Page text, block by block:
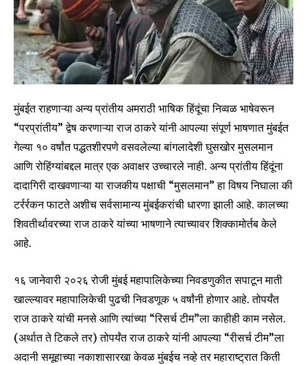
मुंबईत राहणाऱ्या अन्य प्रांतीय अमराठी भाषिक हिंदूंचा निव्वळ भाषेवरून
“परप्रांतीय” द्वेष करणाऱ्या राज ठाकरे यांनी आपल्या संपूर्ण भाषणात मुंबईत
गेल्या १० वर्षांत पद्धतशीरपणे वसवलेल्या बांगलादेशी घुसखोर मुसलमान
आणि रोहिंग्यांबद्दल मात्र एक अवाक्षर उच्चारले नाही. अन्य प्रांतीय हिंदूंना
दादागिरी दाखवणाऱ्या या राजकीय पक्षाची “मुसलमान” हा विषय निघाला की
टर्रर्रकन फाटते अशीच सर्वसामान्य मुंबईकरांची धारणा झाली आहे. कालच्या
शिवतीर्थावरच्या राज ठाकरे यांच्या भाषणाने त्याच्यावर शिक्कामोर्तब केले
आहे.
१६ जानेवारी २०२६ रोजी मुंबई महापालिकेच्या निवडणुकीत सपाटून माती
खाल्ल्यावर महापालिकेची पुढची निवडणूक ५ वर्षांनी होणार आहे. तोपर्यंत
राज ठाकरे यांची मनसे आणि त्यांच्या “रिसर्च टीम”ला काहीही काम नसेल.
(अर्थात ते टिकले तर) तोपर्यंत राज ठाकरे यांनी आपल्या “रीसर्च टीम”ला
अदानी समूहाच्या नकाशासारखा केवळ मुंबईच नव्हे तर महाराष्ट्रात किती